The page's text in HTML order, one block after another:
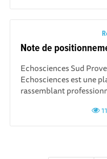
Note de
Echosciences Sud
Echosciences est une
rassemblant